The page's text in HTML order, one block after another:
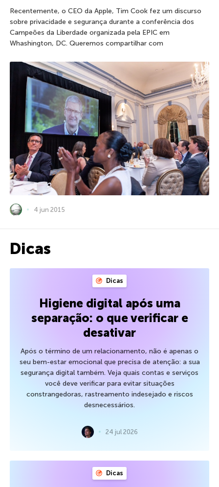
Recentemente, o CEO da Apple, Tim Cook fez um discurso
sobre privacidade e segurança durante a conferência dos
Campeões da Liberdade organizada pela EPIC em
Whashington, DC. Queremos compartilhar com
4 jun 2015
Dicas
Dicas
Higiene digital após uma
separação: o que verificar e
desativar
Após o término de um relacionamento, não é apenas o
seu bem-estar emocional que precisa de atenção: a sua
segurança digital também. Veja quais contas e serviços
você deve verificar para evitar situações
constrangedoras, rastreamento indesejado e riscos
desnecessários.
24 jul 2026
Dicas